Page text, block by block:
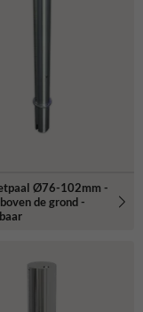
Ø76-102mm -
de grond -